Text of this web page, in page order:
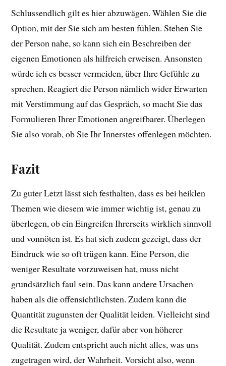
Schlussendlich gilt es hier abzuwägen. Wählen Sie die
Option, mit der Sie sich am besten fühlen. Stehen Sie
der Person nahe, so kann sich ein Beschreiben der
eigenen Emotionen als hilfreich erweisen. Ansonsten
würde ich es besser vermeiden, über Ihre Gefühle zu
sprechen. Reagiert die Person nämlich wider Erwarten
mit Verstimmung auf das Gespräch, so macht Sie das
Formulieren Ihrer Emotionen angreifbarer. Überlegen
Sie also vorab, ob Sie Ihr Innerstes offenlegen möchten.
Fazit
Zu guter Letzt lässt sich festhalten, dass es bei heiklen
Themen wie diesem wie immer wichtig ist, genau zu
überlegen, ob ein Eingreifen Ihrerseits wirklich sinnvoll
und vonnöten ist. Es hat sich zudem gezeigt, dass der
Eindruck wie so oft trügen kann. Eine Person, die
weniger Resultate vorzuweisen hat, muss nicht
grundsätzlich faul sein. Das kann andere Ursachen
haben als die offensichtlichsten. Zudem kann die
Quantität zugunsten der Qualität leiden. Vielleicht sind
die Resultate ja weniger, dafür aber von höherer
Qualität. Zudem entspricht auch nicht alles, was uns
zugetragen wird, der Wahrheit. Vorsicht also, wenn